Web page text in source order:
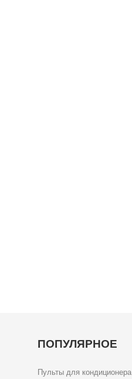
ПОПУЛЯРНОЕ
Пульты для кондиционера